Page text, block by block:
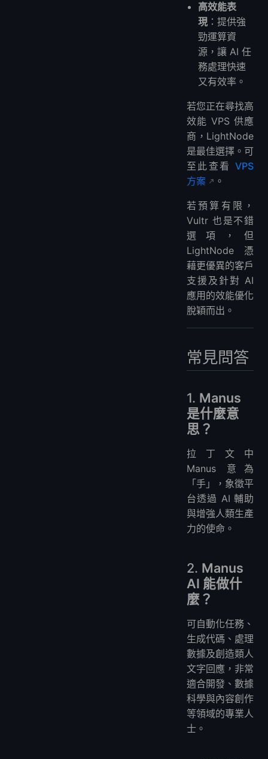
高效能表
現：提供強
勁運算資
源，讓 AI 任
務處理快速
又有效率。
若您正在尋找高
效能 VPS 供應
商，LightNode
是最佳選擇。可
至此查看 VPS
方案
。
若預算有限，
Vultr 也是不錯
選項，但
LightNode 憑
藉更優異的客戶
支援及針對 AI
應用的效能優化
脫穎而出。
常見問答
1. Manus
是什麼意
思？
拉丁文中
Manus 意為
「手」，象徵平
台透過 AI 輔助
與增強人類生產
力的使命。
2. Manus
AI 能做什
麼？
可自動化任務、
生成代碼、處理
數據及創造類人
文字回應，非常
適合開發、數據
科學與內容創作
等領域的專業人
士。